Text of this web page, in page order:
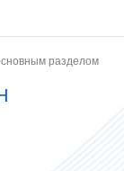
разделом